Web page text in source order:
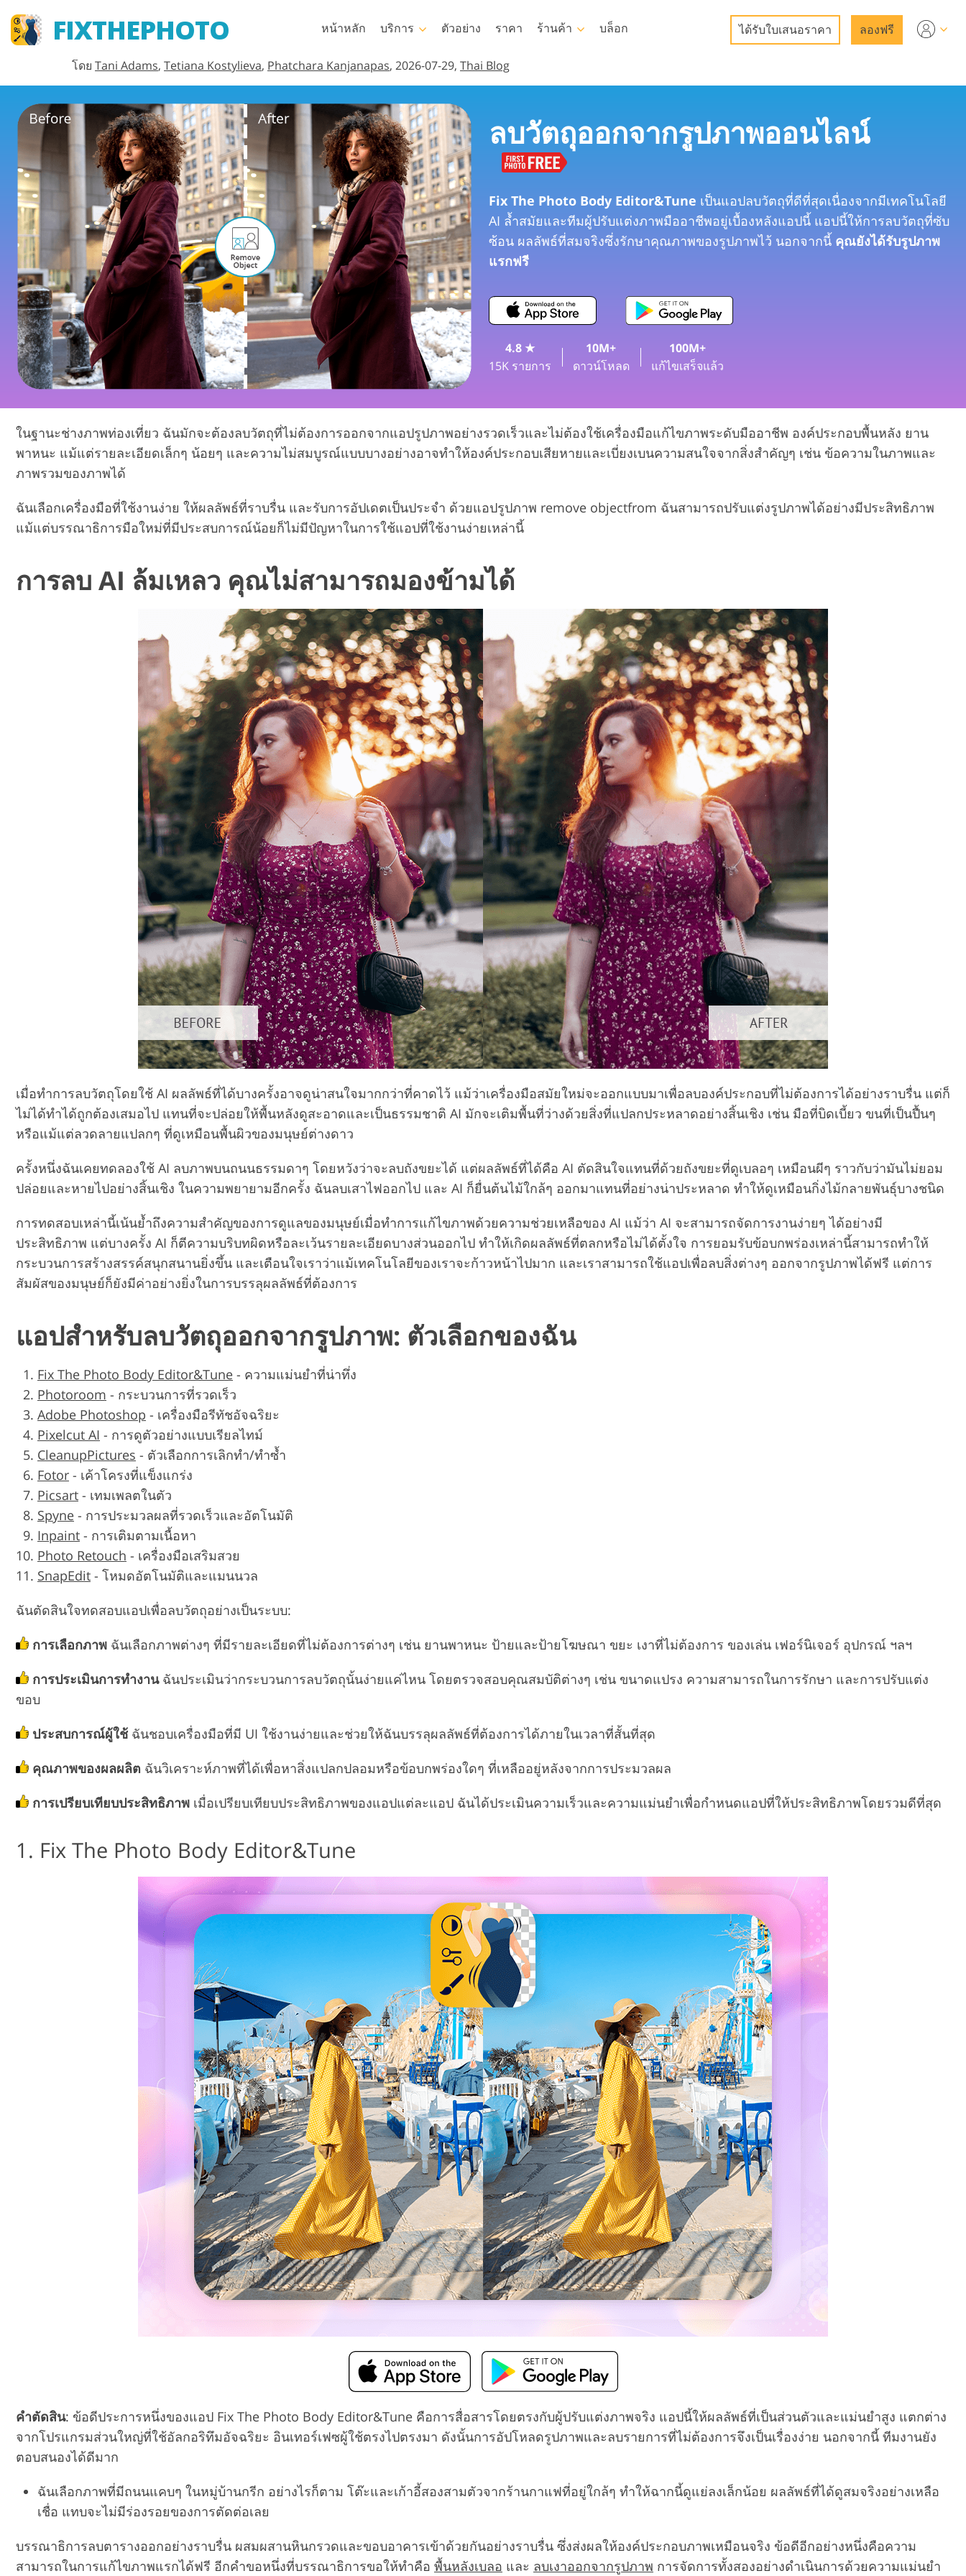
FIXTHEPHOTO หน้าหลัก บริการ
บริการรีทัชภาพศีรษะ การรีทธนัสปา บริการรีทัชภาพเด็ก
บริการแก้ไขรูปภาพ
อสังหาริมทรัพย์
บริการแก้ไขภาพงานแต่งงาน โมเดลเสื้อผ้าที่สร้างโดย AI การจัดการรูปภาพ ถ่ายรูปเป็นบริการ
บริการรีทัชสินค้า บริการรีทัชเครื่องประดับ ข้อมูลการฝึกอบรม AI บริการตัดต่อวิดีโอ
ตัวอย่าง ราคา ร้านค้า
Lightroom
ที่ตั้งไว้ล่วงหน้า Lightroom
คอลเลคชันที่ตั้งไว้ล่วงหน้า
LR ทั้งชุด
พรีเซ็ตข้อเสนอที่ดีที่สุด
คอลเลกชันมือถือ
Photoshop
Photoshop Actions
แปรง Photoshop
โอเวอร์เลย์ Photoshop
Photoshop Textures
Ps Actions คอลเลกชัน
ทั้งหมด
Ps ซ้อนทับคอลเลกชัน
ทั้งหมด
เทมเพลตการตลาด
การ์ดวันวาเลนไทน์
คำเชิญงานแต่งงาน
คำเชิญวันเกิดของเด็ก
โอเวอร์เลย์วิดีโอ
บล็อก ได้รับใบเสนอราคา ลองฟรี
โดย Tani Adams, Tetiana Kostylieva, Phatchara Kanjanapas, 2026-07-29, Thai Blog
ลบวัตถุออกจากรูปภาพออนไลน์
Fix The Photo Body Editor&Tune เป็นแอปลบวัตถุที่ดีที่สุดเนื่องจากมีเทคโนโลยี
AI ล้ำสมัยและทีมผู้ปรับแต่งภาพมืออาชีพอยู่เบื้องหลังแอปนี้ แอปนี้ให้การลบวัตถุที่ซับ
ซ้อน ผลลัพธ์ที่สมจริงซึ่งรักษาคุณภาพของรูปภาพไว้ นอกจากนี้ คุณยังได้รับรูปภาพ
แรกฟรี
4.8 ★
15K รายการ
10M+
ดาวน์โหลด
100M+
แก้ไขเสร็จแล้ว
ในฐานะช่างภาพท่องเที่ยว ฉันมักจะต้องลบวัตถุที่ไม่ต้องการออกจากแอปรูปภาพอย่างรวดเร็วและไม่ต้องใช้เครื่องมือแก้ไขภาพระดับมืออาชีพ องค์ประกอบพื้นหลัง ยาน
พาหนะ แม้แต่รายละเอียดเล็กๆ น้อยๆ และความไม่สมบูรณ์แบบบางอย่างอาจทำให้องค์ประกอบเสียหายและเบี่ยงเบนความสนใจจากสิ่งสำคัญๆ เช่น ข้อความในภาพและ
ภาพรวมของภาพได้
ฉันเลือกเครื่องมือที่ใช้งานง่าย ให้ผลลัพธ์ที่ราบรื่น และรับการอัปเดตเป็นประจำ ด้วยแอปรูปภาพ remove objectfrom ฉันสามารถปรับแต่งรูปภาพได้อย่างมีประสิทธิภาพ
แม้แต่บรรณาธิการมือใหม่ที่มีประสบการณ์น้อยก็ไม่มีปัญหาในการใช้แอปที่ใช้งานง่ายเหล่านี้
การลบ AI ล้มเหลว คุณไม่สามารถมองข้ามได้
เมื่อทำการลบวัตถุโดยใช้ AI ผลลัพธ์ที่ได้บางครั้งอาจดูน่าสนใจมากกว่าที่คาดไว้ แม้ว่าเครื่องมือสมัยใหม่จะออกแบบมาเพื่อลบองค์ประกอบที่ไม่ต้องการได้อย่างราบรื่น แต่ก็
ไม่ได้ทำได้ถูกต้องเสมอไป แทนที่จะปล่อยให้พื้นหลังดูสะอาดและเป็นธรรมชาติ AI มักจะเติมพื้นที่ว่างด้วยสิ่งที่แปลกประหลาดอย่างสิ้นเชิง เช่น มือที่บิดเบี้ยว ขนที่เป็นปื้นๆ
หรือแม้แต่ลวดลายแปลกๆ ที่ดูเหมือนพื้นผิวของมนุษย์ต่างดาว
ครั้งหนึ่งฉันเคยทดลองใช้ AI ลบภาพบนถนนธรรมดาๆ โดยหวังว่าจะลบถังขยะได้ แต่ผลลัพธ์ที่ได้คือ AI ตัดสินใจแทนที่ด้วยถังขยะที่ดูเบลอๆ เหมือนผีๆ ราวกับว่ามันไม่ยอม
ปล่อยและหายไปอย่างสิ้นเชิง ในความพยายามอีกครั้ง ฉันลบเสาไฟออกไป และ AI ก็ยื่นต้นไม้ใกล้ๆ ออกมาแทนที่อย่างน่าประหลาด ทำให้ดูเหมือนกิ่งไม้กลายพันธุ์บางชนิด
การทดสอบเหล่านี้เน้นย้ำถึงความสำคัญของการดูแลของมนุษย์เมื่อทำการแก้ไขภาพด้วยความช่วยเหลือของ AI แม้ว่า AI จะสามารถจัดการงานง่ายๆ ได้อย่างมี
ประสิทธิภาพ แต่บางครั้ง AI ก็ตีความบริบทผิดหรือละเว้นรายละเอียดบางส่วนออกไป ทำให้เกิดผลลัพธ์ที่ตลกหรือไม่ได้ตั้งใจ การยอมรับข้อบกพร่องเหล่านี้สามารถทำให้
กระบวนการสร้างสรรค์สนุกสนานยิ่งขึ้น และเตือนใจเราว่าแม้เทคโนโลยีของเราจะก้าวหน้าไปมาก และเราสามารถใช้แอปเพื่อลบสิ่งต่างๆ ออกจากรูปภาพได้ฟรี แต่การ
สัมผัสของมนุษย์ก็ยังมีค่าอย่างยิ่งในการบรรลุผลลัพธ์ที่ต้องการ
แอปสำหรับลบวัตถุออกจากรูปภาพ: ตัวเลือกของฉัน
Fix The Photo Body Editor&Tune - ความแม่นยำที่น่าทึ่ง
Photoroom - กระบวนการที่รวดเร็ว
Adobe Photoshop - เครื่องมือรีทัชอัจฉริยะ
Pixelcut AI - การดูตัวอย่างแบบเรียลไทม์
CleanupPictures - ตัวเลือกการเลิกทำ/ทำซ้ำ
Fotor - เค้าโครงที่แข็งแกร่ง
Picsart - เทมเพลตในตัว
Spyne - การประมวลผลที่รวดเร็วและอัตโนมัติ
Inpaint - การเติมตามเนื้อหา
Photo Retouch - เครื่องมือเสริมสวย
SnapEdit - โหมดอัตโนมัติและแมนนวล
ฉันตัดสินใจทดสอบแอปเพื่อลบวัตถุอย่างเป็นระบบ:
การเลือกภาพ ฉันเลือกภาพต่างๆ ที่มีรายละเอียดที่ไม่ต้องการต่างๆ เช่น ยานพาหนะ ป้ายและป้ายโฆษณา ขยะ เงาที่ไม่ต้องการ ของเล่น เฟอร์นิเจอร์ อุปกรณ์ ฯลฯ
การประเมินการทำงานฉันประเมินว่ากระบวนการลบวัตถุนั้นง่ายแค่ไหน โดยตรวจสอบคุณสมบัติต่างๆ เช่น ขนาดแปรง ความสามารถในการรักษา และการปรับแต่ง
ขอบ
ประสบการณ์ผู้ใช้ฉันชอบเครื่องมือที่มี UI ใช้งานง่ายและช่วยให้ฉันบรรลุผลลัพธ์ที่ต้องการได้ภายในเวลาที่สั้นที่สุด
คุณภาพของผลผลิต ฉันวิเคราะห์ภาพที่ได้เพื่อหาสิ่งแปลกปลอมหรือข้อบกพร่องใดๆ ที่เหลืออยู่หลังจากการประมวลผล
การเปรียบเทียบประสิทธิภาพ เมื่อเปรียบเทียบประสิทธิภาพของแอปแต่ละแอป ฉันได้ประเมินความเร็วและความแม่นยำเพื่อกำหนดแอปที่ให้ประสิทธิภาพโดยรวมดีที่สุด
1. Fix The Photo Body Editor&Tune
คำตัดสิน: ข้อดีประการหนึ่งของแอป Fix The Photo Body Editor&Tune คือการสื่อสารโดยตรงกับผู้ปรับแต่งภาพจริง แอปนี้ให้ผลลัพธ์ที่เป็นส่วนตัวและแม่นยำสูง แตกต่าง
จากโปรแกรมส่วนใหญ่ที่ใช้อัลกอริทึมอัจฉริยะ อินเทอร์เฟซผู้ใช้ตรงไปตรงมา ดังนั้นการอัปโหลดรูปภาพและลบรายการที่ไม่ต้องการจึงเป็นเรื่องง่าย นอกจากนี้ ทีมงานยัง
ตอบสนองได้ดีมาก
ฉันเลือกภาพที่มีถนนแคบๆ ในหมู่บ้านกรีก อย่างไรก็ตาม โต๊ะและเก้าอี้สองสามตัวจากร้านกาแฟที่อยู่ใกล้ๆ ทำให้ฉากนี้ดูแย่ลงเล็กน้อย ผลลัพธ์ที่ได้ดูสมจริงอย่างเหลือ
เชื่อ แทบจะไม่มีร่องรอยของการตัดต่อเลย
บรรณาธิการลบตารางออกอย่างราบรื่น ผสมผสานหินกรวดและขอบอาคารเข้าด้วยกันอย่างราบรื่น ซึ่งส่งผลให้องค์ประกอบภาพเหมือนจริง ข้อดีอีกอย่างหนึ่งคือความ
สามารถในการแก้ไขภาพแรกได้ฟรี อีกคำขอหนึ่งที่บรรณาธิการขอให้ทำคือ พื้นหลังเบลอ และ ลบเงาออกจากรูปภาพ การจัดการทั้งสองอย่างดำเนินการด้วยความแม่นยำ